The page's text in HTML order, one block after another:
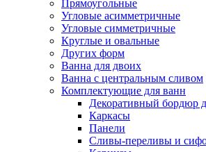
Прямоугольные
Угловые асимметричные
Угловые симметричные
Круглые и овальные
Других форм
Ванна для двоих
Ванна с центральным сливом
Комплектующие для ванн
Декоративный бордюр
Каркасы
Панели
Сливы-переливы и